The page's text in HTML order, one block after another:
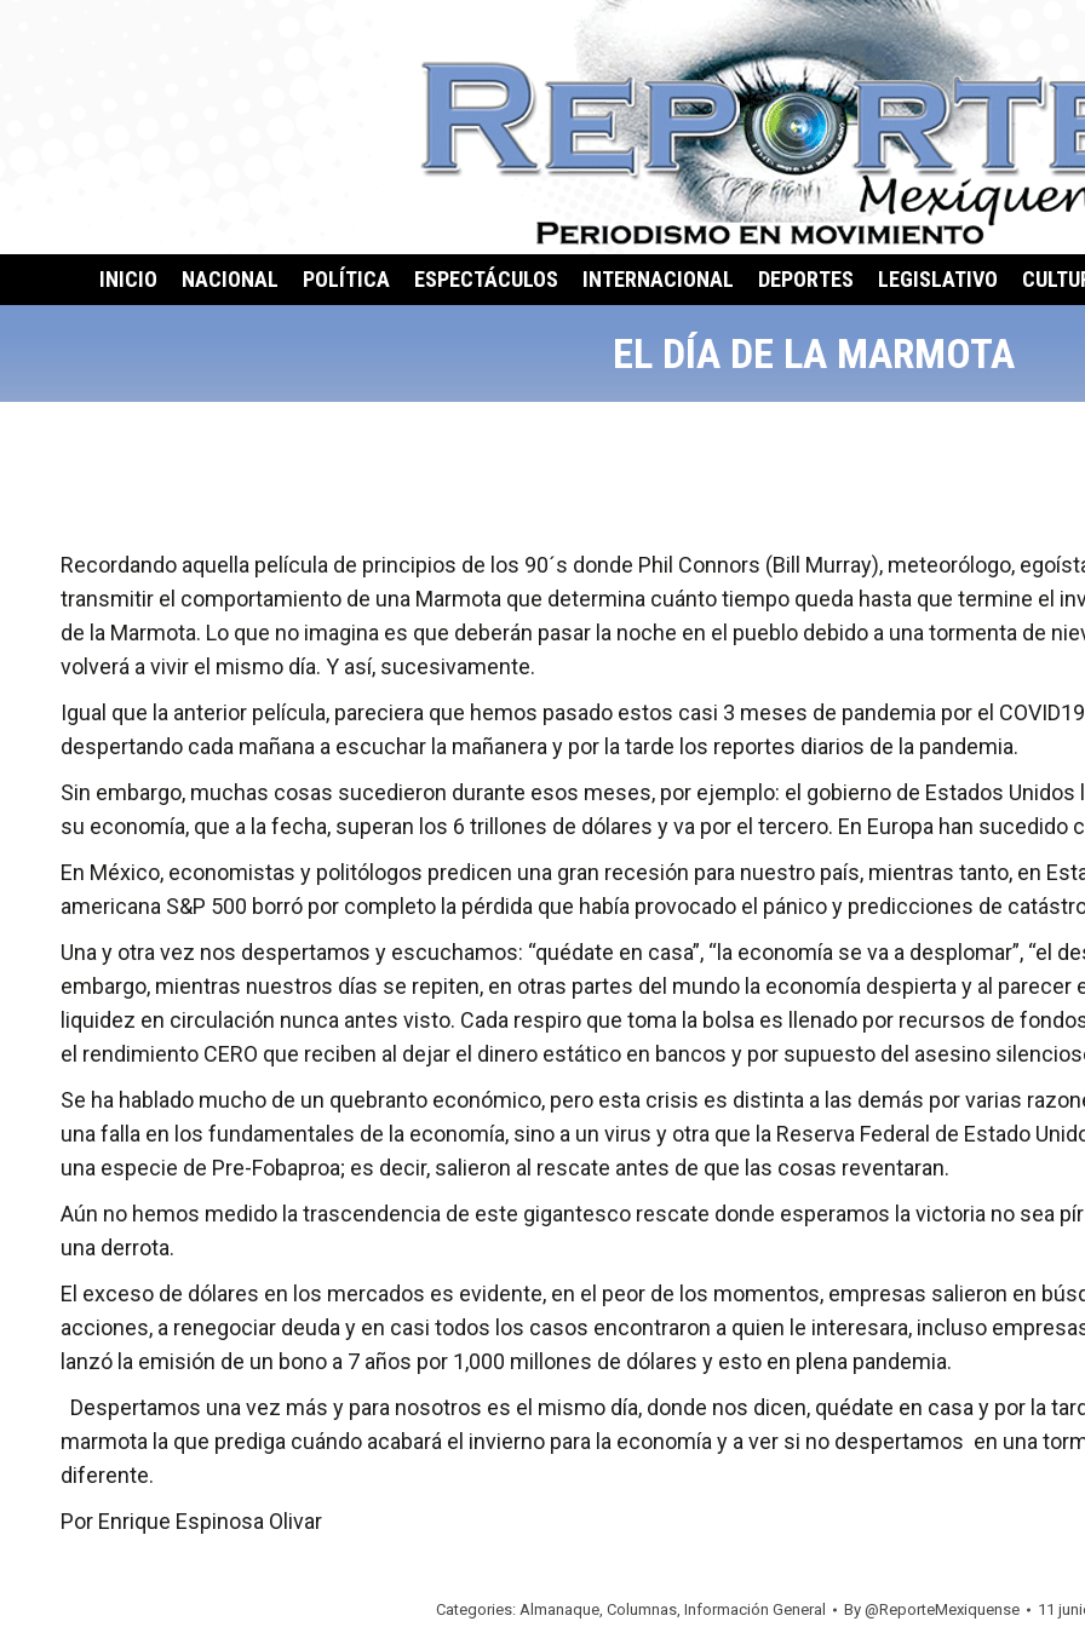
INICIO NACIONAL POLÍTICA ESPECTÁCULOS INTERNACIONAL DEPORTES LEGISLATIVO
EL DÍA DE LA MARMOTA
Recordando aquella película de principios de los 90´s donde Phil Connors (Bill Murray), meteorólogo,
transmitir el comportamiento de una Marmota que determina cuánto tiempo queda hasta que termine el
de la Marmota. Lo que no imagina es que deberán pasar la noche en el pueblo debido a una tormenta de
volverá a vivir el mismo día. Y así, sucesivamente.
Igual que la anterior película, pareciera que hemos pasado estos casi 3 meses de pandemia por el
despertando cada mañana a escuchar la mañanera y por la tarde los reportes diarios de la pandemia.
Sin embargo, muchas cosas sucedieron durante esos meses, por ejemplo: el gobierno de Estados
su economía, que a la fecha, superan los 6 trillones de dólares y va por el tercero. En Europa han sucedido
En México, economistas y politólogos predicen una gran recesión para nuestro país, mientras tanto, en
americana S&P 500 borró por completo la pérdida que había provocado el pánico y predicciones de
Una y otra vez nos despertamos y escuchamos: “quédate en casa”, “la economía se va a desplomar”, “el
embargo, mientras nuestros días se repiten, en otras partes del mundo la economía despierta y al parecer
liquidez en circulación nunca antes visto. Cada respiro que toma la bolsa es llenado por recursos de
el rendimiento CERO que reciben al dejar el dinero estático en bancos y por supuesto del asesino
Se ha hablado mucho de un quebranto económico, pero esta crisis es distinta a las demás por varias
una falla en los fundamentales de la economía, sino a un virus y otra que la Reserva Federal de Estado
una especie de Pre-Fobaproa; es decir, salieron al rescate antes de que las cosas reventaran.
Aún no hemos medido la trascendencia de este gigantesco rescate donde esperamos la victoria no sea
una derrota.
El exceso de dólares en los mercados es evidente, en el peor de los momentos, empresas salieron en
acciones, a renegociar deuda y en casi todos los casos encontraron a quien le interesara, incluso
lanzó la emisión de un bono a 7 años por 1,000 millones de dólares y esto en plena pandemia.
Despertamos una vez más y para nosotros es el mismo día, donde nos dicen, quédate en casa y por la
marmota la que prediga cuándo acabará el invierno para la economía y a ver si no despertamos en una
diferente.
Por Enrique Espinosa Olivar
Categories: Almanaque, Columnas, Información General By @ReporteMexiquense 11